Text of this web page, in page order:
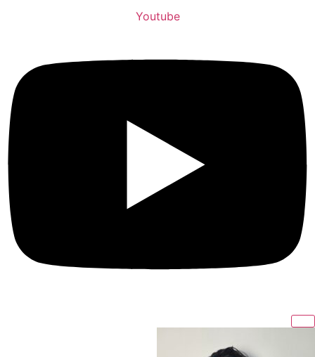
Youtube